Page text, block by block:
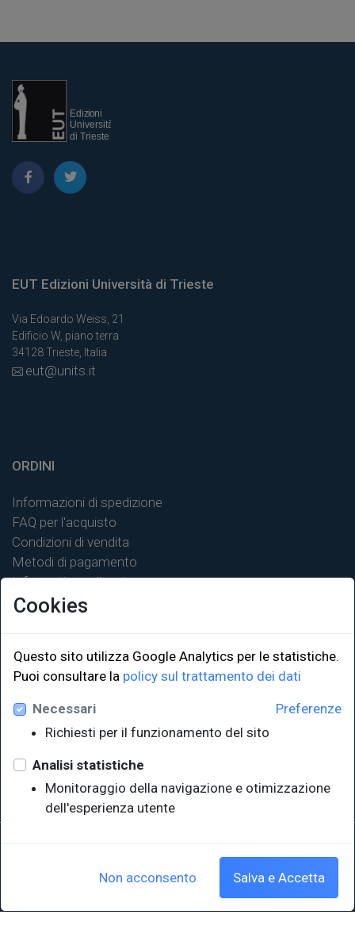
EUT Edizioni Università di Trieste
Via Edoardo Weiss, 21
Edificio W, piano terra
34128 Trieste, Italia
eut@units.it
ORDINI
Informazioni di spedizione
FAQ per l'acquisto
Condizioni di vendita
Metodi di pagamento
Informativa sulla privacy
LINK ISTITUZIONALI
Università degli Studi di Trieste
Sistema Bibliotecario di Ateneo
EUT in cifre
P.IVA 00211830328 - C.F. 80013890324 - P.E.C.: ateneo@pec.units.it
Cookies
Questo sito utilizza Google Analytics per le statistiche.
Puoi consultare la policy sul trattamento dei dati
Preferenze
Necessari
Richiesti per il funzionamento del sito
Analisi statistiche
Monitoraggio della navigazione e otimizzazione
dell'esperienza utente
Non acconsento Salva e Accetta